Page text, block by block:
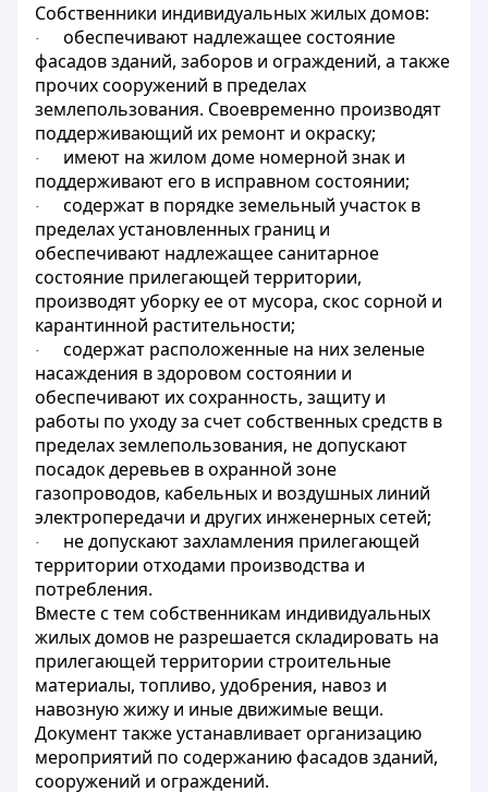
Собственники индивидуальных жилых домов:
·
обеспечивают надлежащее состояние
фасадов зданий, заборов и ограждений, а также
прочих сооружений в пределах
землепользования. Своевременно производят
поддерживающий их ремонт и окраску;
·
имеют на жилом доме номерной знак и
поддерживают его в исправном состоянии;
·
содержат в порядке земельный участок в
пределах установленных границ и
обеспечивают надлежащее санитарное
состояние прилегающей территории,
производят уборку ее от мусора, скос сорной и
карантинной растительности;
·
содержат расположенные на них зеленые
насаждения в здоровом состоянии и
обеспечивают их сохранность, защиту и
работы по уходу за счет собственных средств в
пределах землепользования, не допускают
посадок деревьев в охранной зоне
газопроводов, кабельных и воздушных линий
электропередачи и других инженерных сетей;
·
не допускают захламления прилегающей
территории отходами производства и
потребления.
Вместе с тем собственникам индивидуальных
жилых домов не разрешается складировать на
прилегающей территории строительные
материалы, топливо, удобрения, навоз и
навозную жижу и иные движимые вещи.
Документ также устанавливает организацию
мероприятий по содержанию фасадов зданий,
сооружений и ограждений.